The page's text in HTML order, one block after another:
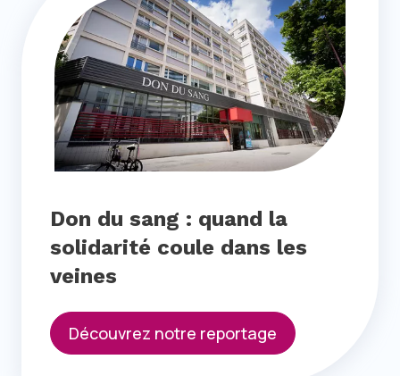
Don du sang : quand la
solidarité coule dans les
veines
Découvrez notre reportage